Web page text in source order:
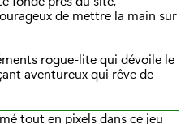
de mettre la main sur
rogue-lite qui dévoile le
aventureux qui rêve de
tout en pixels dans ce jeu